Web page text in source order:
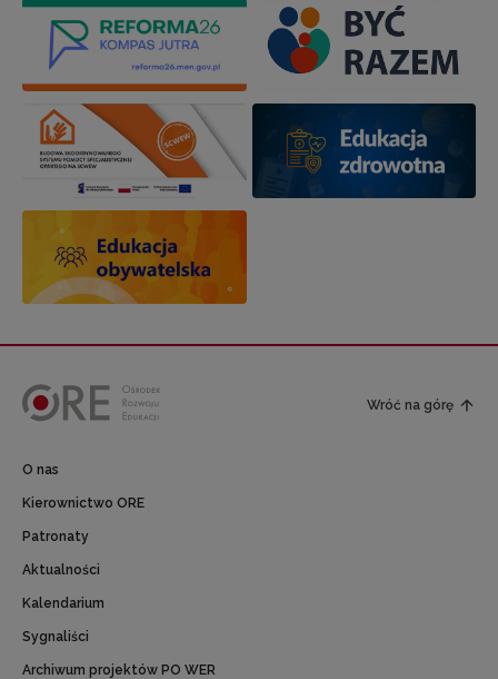
Wróć na górę
O nas
Kierownictwo ORE
Patronaty
Aktualności
Kalendarium
Sygnaliści
Archiwum projektów PO WER